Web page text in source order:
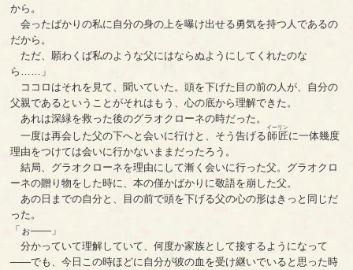
から。
会ったばかりの私に自分の身の上を曝け出せる勇気を持つ人であるの
だから。
ただ、願わくば私のような父にはならぬようにしてくれたのな
ら……」
ココロはそれを見て、聞いていた。頭を下げた目の前の人が、自分の
父親であるということがそれはもう、心の底から理解できた。
あれは深緑を救った後のグラオクローネの時だった。
一度は再会した父の下へと会いに行けと、そう告げる師匠
イーリン
に一体幾度
理由をつけては会いに行かないままだったろう。
結局、グラオクローネを理由にして漸く会いに行った父。グラオクロ
ーネの贈り物をした時に、本の僅かばかりに敬語を崩した父。
あの日までの自分と、目の前で頭を下げる父の心の形はきっと同じだ
った。
「ぉ――」
分かっていて理解していて、何度か家族として接するようになって
――でも、今日この時ほどに自分が彼の血を受け継いでいると思った時